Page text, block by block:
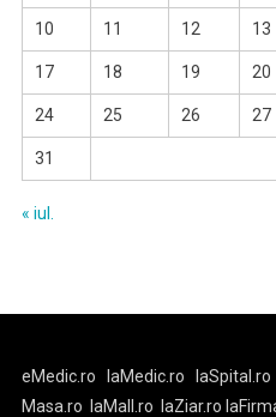
10 11 12 13
17 18 19 20
24 25 26 27
31
« iul.
eMedic.ro laMedic.ro laSpital.ro
Masa.ro
laMall.ro laZiar.ro